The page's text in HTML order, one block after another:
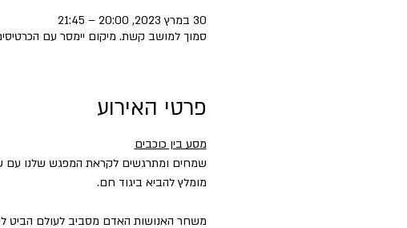
30 במרץ 2023, 20:00 – 21:45
סמוך למושב קשת. מיקום יימסר עם
פרטי האירוע
מסע בין כוכבים
שמחים ומתרגשים לקראת המפגש שלנו עם
מומלץ להביא ביגוד חם.
משחר האנושות האדם מסביב לעולם הביט